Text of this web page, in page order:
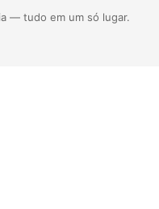
— tudo em um só lugar.